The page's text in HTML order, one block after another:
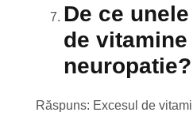
De ce
de
neuropatie?
Răspuns: Excesul de